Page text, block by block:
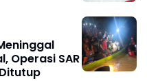
Operasi SAR